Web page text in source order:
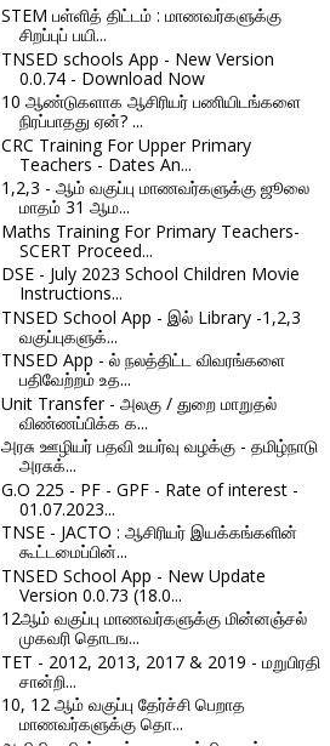
STEM பள்ளித் திட்டம் : மாணவர்களுக்கு
சிறப்புப் பயி...
TNSED schools App - New Version
0.0.74 - Download Now
10 ஆண்டுகளாக ஆசிரியர் பணியிடங்களை
நிரப்பாதது ஏன்? ...
CRC Training For Upper Primary
Teachers - Dates An...
1,2,3 - ஆம் வகுப்பு மாணவர்களுக்கு ஜூலை
மாதம் 31 ஆம...
Maths Training For Primary Teachers-
SCERT Proceed...
DSE - July 2023 School Children Movie
Instructions...
TNSED School App - இல் Library -1,2,3
வகுப்புகளுக்...
TNSED App - ல் நலத்திட்ட விவரங்களை
பதிவேற்றம் உத...
Unit Transfer - அலகு / துறை மாறுதல்
விண்ணப்பிக்க க...
அரசு ஊழியர் பதவி உயர்வு வழக்கு - தமிழ்நாடு
அரசுக்...
G.O 225 - PF - GPF - Rate of interest -
01.07.2023...
TNSE - JACTO : ஆசிரியர் இயக்கங்களின்
கூட்டமைப்பின்...
TNSED School App - New Update
Version 0.0.73 (18.0...
12ஆம் வகுப்பு மாணவர்களுக்கு மின்னஞ்சல்
முகவரி தொடங...
TET - 2012, 2013, 2017 & 2019 - மறுபிரதி
சான்றி...
10, 12 ஆம் வகுப்பு தேர்ச்சி பெறாத
மாணவர்களுக்கு தொ...